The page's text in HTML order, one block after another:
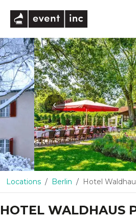
‹
Locations Berlin Hotel
HOTEL WALDHAUS